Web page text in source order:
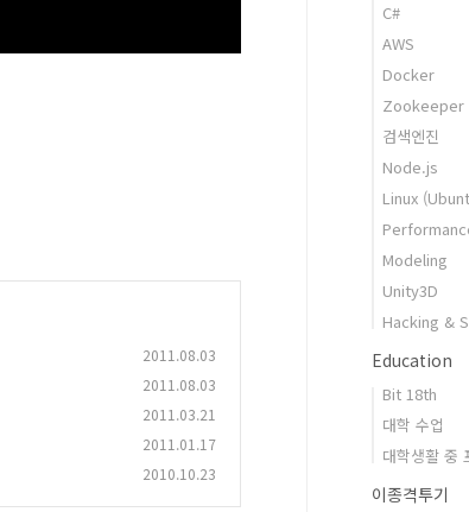
2011.08.03
2011.08.03
2011.03.21
2011.01.17
2010.10.23
C#
AWS
Docker
Zookeeper
검색엔진
Node.js
Linux
Modeling
Unity3D
Hacking &
Education
Bit 18th
대학 수업
대학생활 중
이종격투기